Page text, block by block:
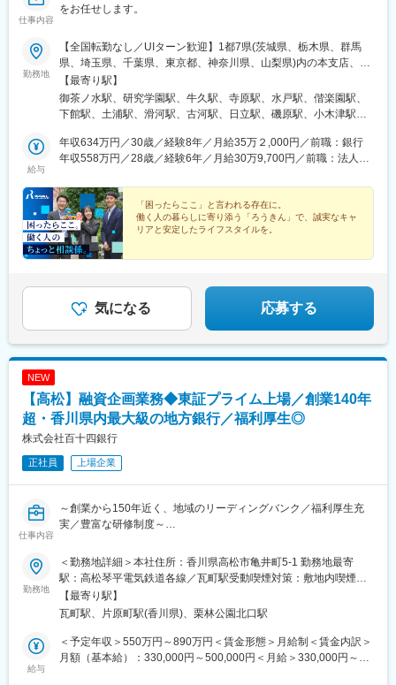
仕事内容
をお任せします。
勤務地
【全国転勤なし／UIターン歓迎】1都7県(茨城県、栃木県、群馬
県、埼玉県、千葉県、東京都、神奈川県、山梨県)内の本支店、本
部にて勤務いただきます。
【最寄り駅】
御茶ノ水駅、研究学園駅、牛久駅、寺原駅、水戸駅、偕楽園駅、
下館駅、土浦駅、滑河駅、古河駅、日立駅、磯原駅、小木津駅、
石岡駅、下妻駅、友部駅、鹿島神宮駅、東武宇都宮駅、東武和泉
駅、小山駅、新栃木駅、岡本駅(栃木県)、鹿沼駅、矢板駅、佐野市
小泉駅、八木原駅、中之条駅、館林駅、新伊勢崎駅、東富岡駅、
群馬藤岡駅、安中駅、沼田駅、倉賀野駅、大宮駅(埼玉県)、川越
駅、秩父駅、上熊谷駅、東松山駅、上尾駅、浦和駅、久喜駅、本
庄駅、北朝霞駅、新越谷駅、狭山市駅、千葉駅、県庁前駅(千葉
県)、野田市駅、本八幡駅(総武線)、銚子駅、館山駅、茂原駅、京
東駅、新津田沼駅、立川北駅、大井町駅、亀戸駅、大手町駅(東京
都)、田町駅(東京都)、王子駅、都庁前駅、内幸町駅、板橋本町
駅、京急鶴見駅、藤沢駅、武蔵小杉駅、南橋本駅、大船駅、平塚
駅、さがみ野駅、新横浜駅、秦野駅、新杉田駅、星川駅、戸塚
駅、本厚木駅、茅ケ崎駅、原当麻駅、甲府駅、富士山駅、小井川
越谷駅、京成千葉駅、葭川公園駅、本八幡駅(都営線)、仲ノ町駅、
駅、竹橋駅、東銀座駅、八王子駅、市ケ谷駅、水天宮前駅、東池
袋駅、世田谷駅、新中野駅、大崎広小路駅、西日暮里駅、後楽園
駅、鶴見駅、石上駅、新丸子駅、杉田駅(神奈川県)、天王町駅、小
川町駅(東京都)、川越市駅、新千葉駅、千葉中央駅、立川南駅、西
大島駅、三越前駅、芝公園駅、栄町駅(東京都)、西新宿駅、蓮沼
駅、九段下駅、銀座駅、四ツ谷駅、八丁堀駅(東京都)、若林駅(東
関駅(東京都)
給与
年収634万円／30歳／経験8年／月給35万２,000円／前職：銀行
年収558万円／28歳／経験6年／月給30万9,700円／前職：法人営
「困ったらここ」と言われる存在に。
働く人の暮らしに寄り添う「ろうきん」で、誠実なキャ
リアと安定したライフスタイルを。
■昨年度賞与実績4.7ヶ月分
■福利厚生充実
気になる 応募する
NEW
【高松】融資企画業務◆東証プライム上場／創業140年
超・香川県内最大級の地方銀行／福利厚生◎
株式会社百十四銀行
正社員 上場企業
仕事内容
～創業から150年近く、地域のリーディングバンク／福利厚生充
実／豊富な研修制度～
■業務内容：
◇融資関連システム（融資支援・融資審査・不動産担保評価等）
の企画・開発・運営・管理業務
◇AI等デジタル技術を活用した融資業務の高度化等に向けた企
画・運営
◇融資関連法規や監督指針等に適合した融資業務の制度設計
◇融資関連の英文契約書に関する業務（確認・作成）
勤務地
＜勤務地詳細＞本社住所：香川県高松市亀井町5-1 勤務地最寄
駅：高松琴平電気鉄道各線／瓦町駅受動喫煙対策：敷地内喫煙可
能場所あり変更の範囲：会社の定める事業所
【最寄り駅】
瓦町駅、片原町駅(香川県)、栗林公園北口駅
給与
＜予定年収＞550万円～890万円＜賃金形態＞月給制＜賃金内訳＞
月額（基本給）：330,000円～500,000円＜月給＞330,000円～